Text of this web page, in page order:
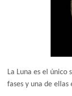
La Luna es el
fases y una de ellas